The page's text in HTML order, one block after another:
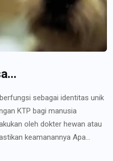
sebagai identitas unik
KTP bagi manusia
oleh dokter hewan atau
keamanannya Apa...